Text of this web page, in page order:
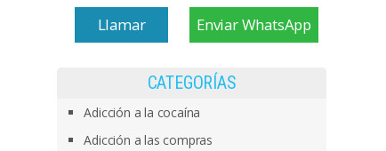
Llamar Enviar WhatsApp
CATEGORÍAS
Adicción a la cocaína
Adicción a las compras